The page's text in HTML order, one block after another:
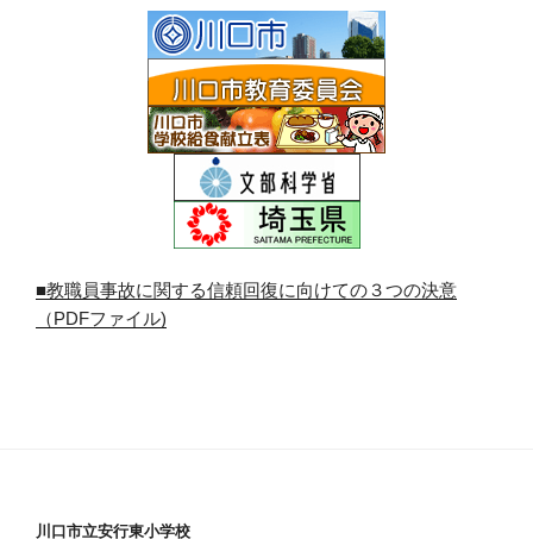
■教職員事故に関する信頼回復に向けての３つの決意
（PDFファイル)
川口市立安行東小学校